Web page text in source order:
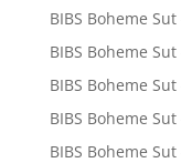
BIBS Boheme
BIBS Boheme
BIBS Boheme
BIBS Boheme
BIBS Boheme